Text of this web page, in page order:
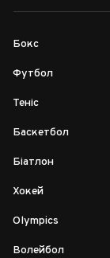
Бокс
Футбол
Теніс
Баскетбол
Біатлон
Хокей
Olympics
Волейбол